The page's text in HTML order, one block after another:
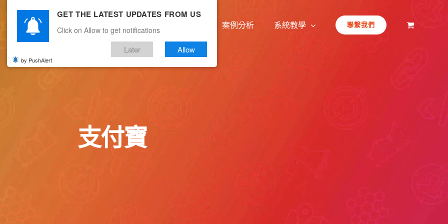
主頁 關於我們 案例分析 系統教學 聯繫我們
支付寶
GET THE LATEST UPDATES FROM US
Click on Allow to get notifications
Later Allow
by PushAlert